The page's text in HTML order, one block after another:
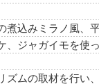
煮込みミラノ風、
ジャガイモを使
ズムの取材を行い